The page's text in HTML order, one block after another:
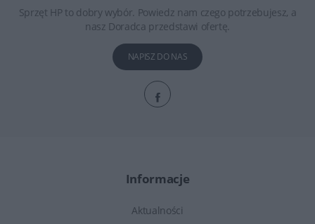
Sprzęt HP to dobry wybór. Powiedz nam czego potrzebujesz, a
nasz Doradca przedstawi ofertę.
NAPISZ DO NAS
Informacje
Aktualności